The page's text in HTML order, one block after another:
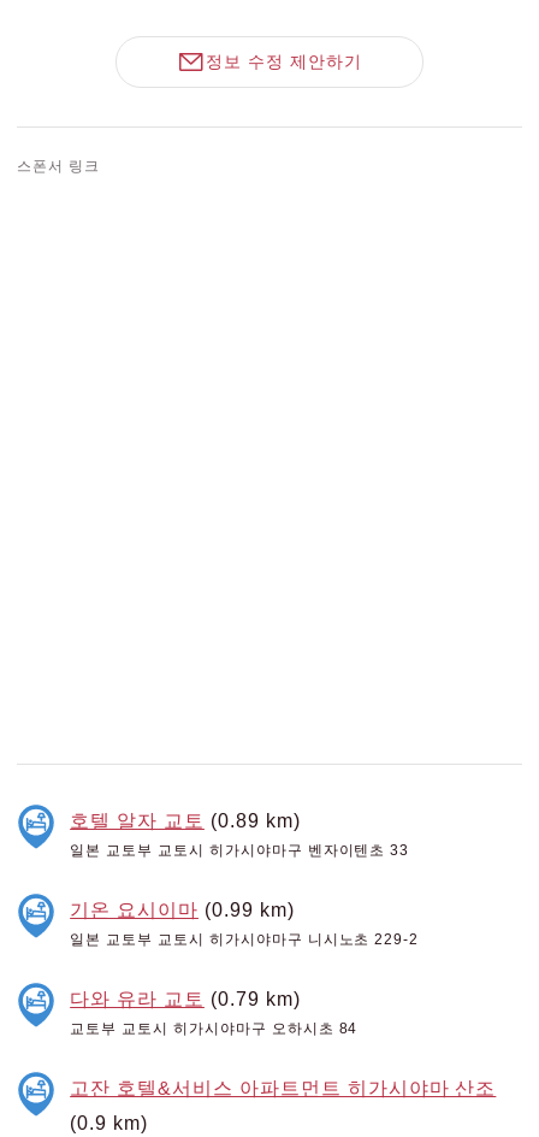
정보 수정 제안하기
스폰서 링크
호텔 알자 교토 (0.89 km)
일본 교토부 교토시 히가시야마구 벤자이텐초 33
기온 요시이마 (0.99 km)
일본 교토부 교토시 히가시야마구 니시노초 229-2
다와 유라 교토 (0.79 km)
교토부 교토시 히가시야마구 오하시초 84
고잔 호텔&서비스 아파트먼트 히가시야마 산조
(0.9 km)